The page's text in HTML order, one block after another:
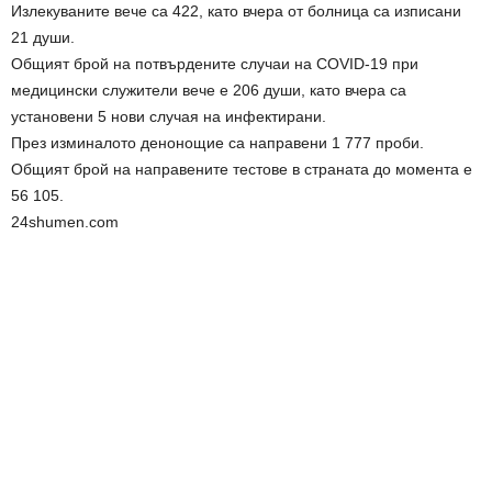
Излекуваните вече са 422, като вчера от болница са изписани
21 души.
Общият брой на потвърдените случаи на COVID-19 при
медицински служители вече е 206 души, като вчера са
установени 5 нови случая на инфектирани.
През изминалото денонощие са направени 1 777 проби.
Общият брой на направените тестове в страната до момента е
56 105.
24shumen.com